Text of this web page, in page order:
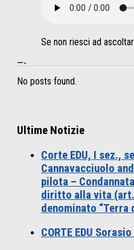
Se non riesci ad
—-
No posts found.
Ultime Notizie
Corte EDU, I sez.,
Cannavacciuolo
pilota –
diritto alla vita
denominato “Terra
CORTE EDU